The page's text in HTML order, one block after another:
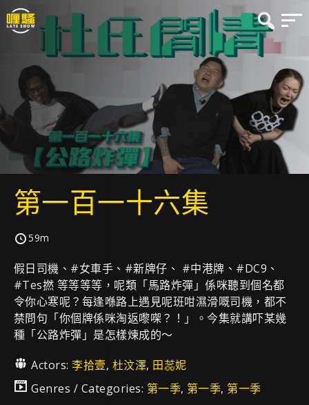
第一百一十六集
59m
假日司機、#女車手、#新牌仔、 #中港牌、#DC9、
#Tes撚 等等等等，呢類「馬路炸彈」係咪聽到個名都
令你心寒呢？每逢喺路上遇見呢班咁濕滑嘅司機，都不
禁問句「你個牌係咪淘返嚟㗎？！」。今集就講吓某幾
種「公路炸彈」是怎樣煉成的～
Actors:李拾壹, 杜汶澤, 田蕊妮
Genres / Categories: 第一季, 第一季, 第一季